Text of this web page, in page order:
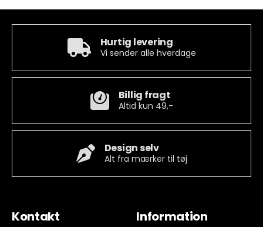
Hurtig levering
Vi sender alle hverdage
Billig fragt
Altid kun 49,-
Design selv
Alt fra mærker til tøj
Kontakt Information